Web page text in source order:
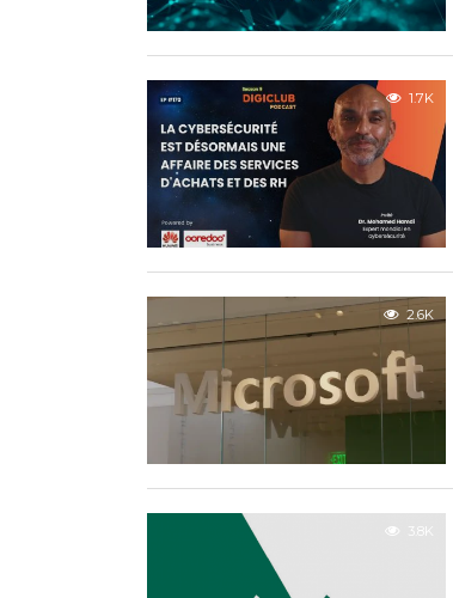
1.7K
2.6K
3.8K